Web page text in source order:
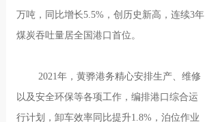
万吨，同比增长5.5%，创历史新高，连续3年
煤炭吞吐量居全国港口首位。
2021年，黄骅港务精心安排生产、维修
以及安全环保等各项工作，编排港口综合运
行计划，卸车效率同比提升1.8%，泊位作业